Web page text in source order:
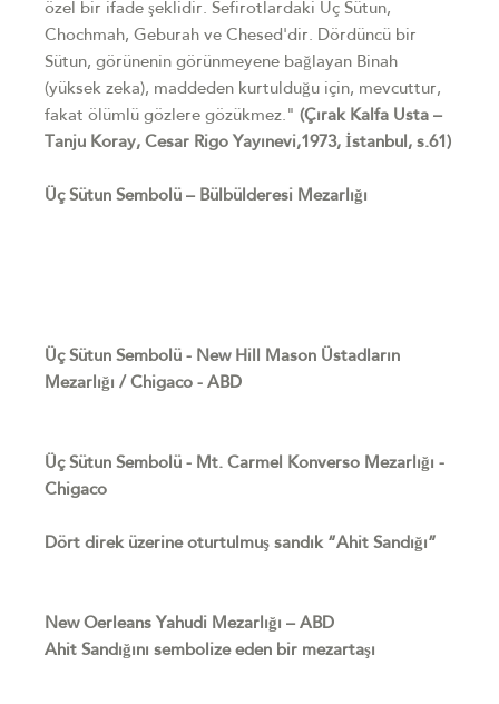
özel bir ifade şeklidir. Sefirotlardaki Üç Sütun,
Chochmah, Geburah ve Chesed'dir. Dördüncü bir
Sütun, görünenin görünmeyene bağlayan Binah
(yüksek zeka), maddeden kurtulduğu için, mevcuttur,
fakat ölümlü gözlere gözükmez." (Çırak Kalfa Usta –
Tanju Koray, Cesar Rigo Yayınevi,1973, İstanbul, s.61)
Üç Sütun Sembolü – Bülbülderesi Mezarlığı
Üç Sütun Sembolü - New Hill Mason Üstadların
Mezarlığı / Chigaco - ABD
Üç Sütun Sembolü - Mt. Carmel Konverso Mezarlığı -
Chigaco
Dört direk üzerine oturtulmuş sandık “Ahit Sandığı”
New Oerleans Yahudi Mezarlığı – ABD
Ahit Sandığını sembolize eden bir mezartaşı